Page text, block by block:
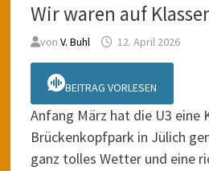
Wir waren auf
von V. Buhl 12. April 2026
BEITRAG VORLESEN
Anfang März hat die U3 eine
Brückenkopfpark in Jülich
ganz tolles Wetter und eine